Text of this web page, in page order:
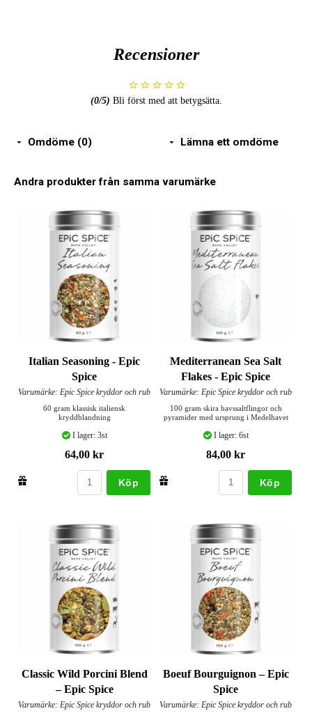
Recensioner
(0/5) Bli först med att betygsätta.
Omdöme (0) Lämna ett omdöme
Andra produkter från samma varumärke
Italian Seasoning - Epic
Spice
Varumärke: Epic Spice kryddor och rub
60 gram klassisk italiensk
kryddblandning
I lager: 3st
64,00 kr
Köp
Mediterranean Sea Salt
Flakes - Epic Spice
Varumärke: Epic Spice kryddor och rub
100 gram skira havssaltflingor och
pyramider med ursprung i Medelhavet
I lager: 6st
84,00 kr
Köp
Classic Wild Porcini Blend
– Epic Spice
Varumärke: Epic Spice kryddor och rub
Boeuf Bourguignon – Epic
Spice
Varumärke: Epic Spice kryddor och rub